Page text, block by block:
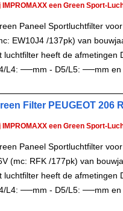
IMPROMAXX een Green Sport-
Paneel Sportluchtfilter
EW10J4 /137pk) van
luchtfilter heeft de afmetingen
L4: ──mm - D5/L5: ──mm en
Filter PEUGEOT 206
IMPROMAXX een Green Sport-
Paneel Sportluchtfilter
(mc: RFK /177pk) van
luchtfilter heeft de afmetingen
L4: ──mm - D5/L5: ──mm en